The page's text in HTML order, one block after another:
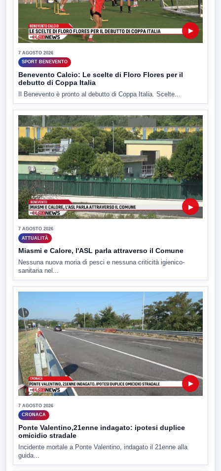
▶
7 AGOSTO 2026
SPORT BENEVENTO
Benevento Calcio: Le scelte di Floro Flores per il
debutto di Coppa Italia
Il Benevento è pronto al debutto di Coppa Italia. Scelte...
▶
7 AGOSTO 2026
ATTUALITÀ
Miasmi e Calore, l'ASL parla attraverso il Comune
Nessuna nuova moria di pesci e nessuna criticità igienico-
sanitaria nel...
▶
7 AGOSTO 2026
CRONACA
Ponte Valentino,21enne indagato: ipotesi duplice
omicidio stradale
Incidente mortale a Ponte Valentino, indagato il 21enne alla
guida...